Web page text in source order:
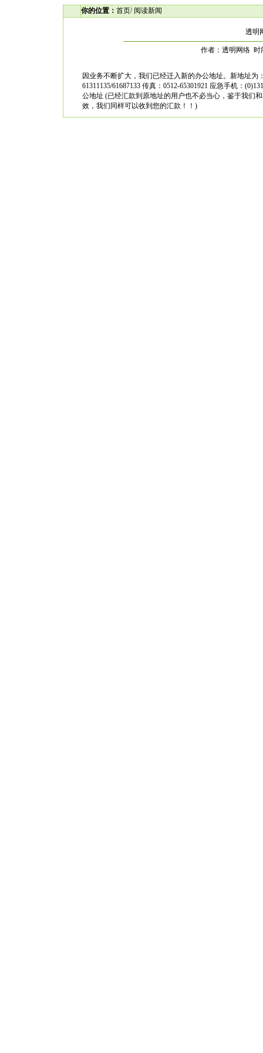
你的位置： 首页/ 阅读新闻
透明
作者：透明网络 时
因业务不断扩大，我们已经迁入新的办公地址。新地址为
61311135/61687133 传真：0512-65301921 应急手机：
公地址 (已经汇款到原地址的用户也不必当心，鉴于我们
效，我们同样可以收到您的汇款！！)